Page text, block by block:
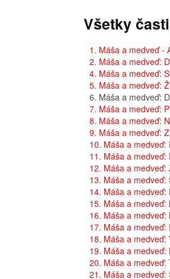
Všetky
1. Máša a medveď -
2. Máša a medveď:
4. Máša a medveď:
5. Máša a medveď:
6. Máša a medveď:
7. Máša a medveď:
8. Máša a medveď:
9. Máša a medveď:
10. Máša a medveď:
11. Máša a medveď:
12. Máša a medveď:
13. Máša a medveď:
14. Máša a medveď:
15. Máša a
16. Máša a
17. Máša a
18. Máša a medveď:
19. Máša a
20. Máša a medveď:
21. Máša a medveď: